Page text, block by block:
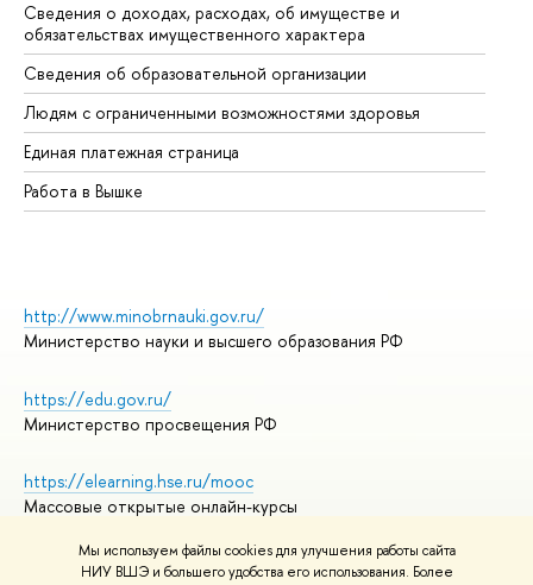
Мы используем файлы cookies для улучшения работы сайта
НИУ ВШЭ и большего удобства его использования. Более
Сведения о доходах, расходах, об имуществе и
обязательствах имущественного характера
Сведения об образовательной организации
Людям с ограниченными возможностями здоровья
Единая платежная страница
Работа в Вышке
http://www.minobrnauki.gov.ru/
Министерство науки и высшего образования РФ
https://edu.gov.ru/
Министерство просвещения РФ
https://elearning.hse.ru/mooc
Массовые открытые онлайн-курсы